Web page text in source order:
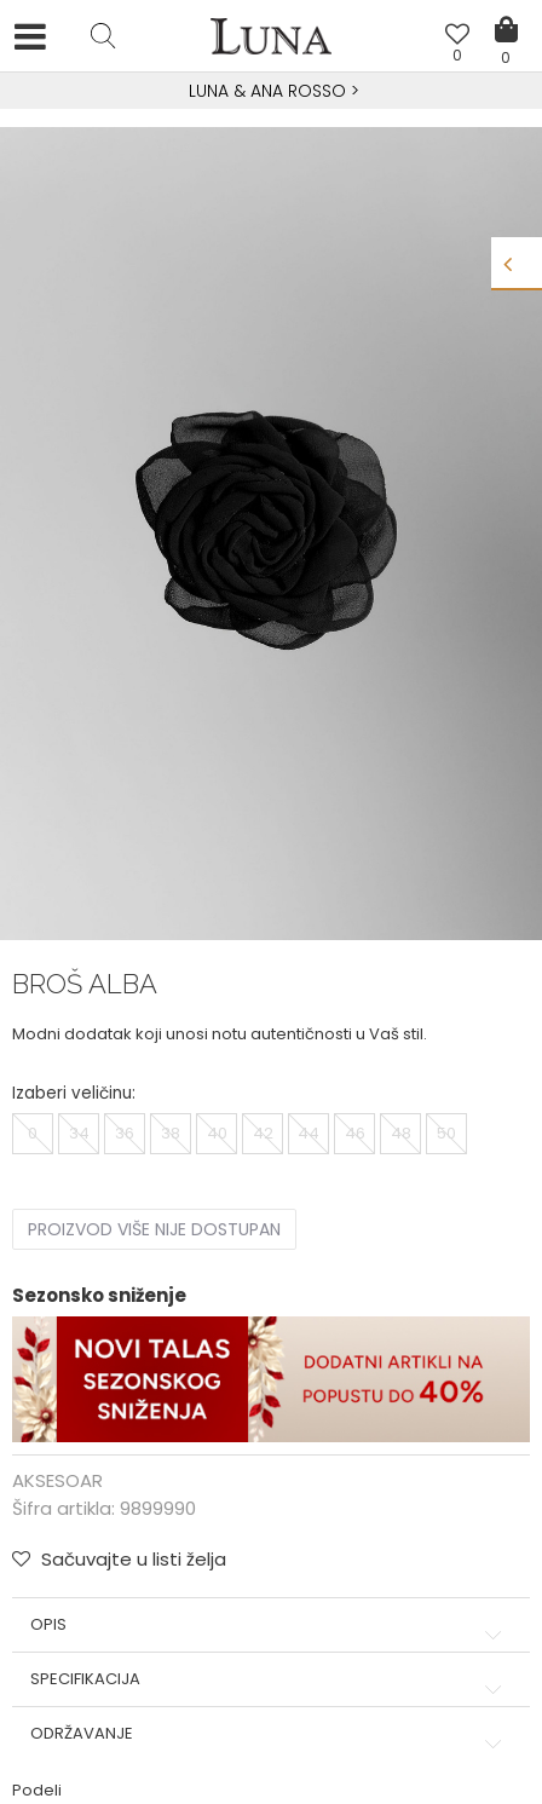
0
0
LUNA & ANA ROSSO >
BROŠ ALBA
Modni dodatak koji unosi notu autentičnosti u Vaš stil.
Izaberi veličinu:
0
34 36 38 40 42 44 46 48 50
PROIZVOD VIŠE NIJE DOSTUPAN
Sezonsko sniženje
AKSESOAR
Šifra artikla: 9899990
Sačuvajte u listi želja
OPIS
SPECIFIKACIJA
ODRŽAVANJE
Podeli